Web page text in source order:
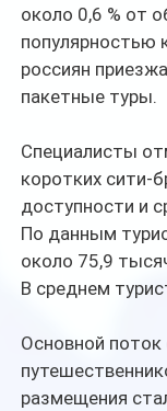
около 0,6 % от
популярностью
россиян
пакетные туры.
Специалисты
коротких сити-
доступности и
По данным
около 75,9
В среднем
Основной
размещения